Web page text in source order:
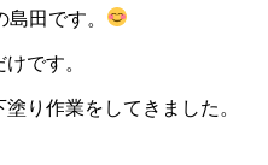
田です。
です。
り作業をしてきました。